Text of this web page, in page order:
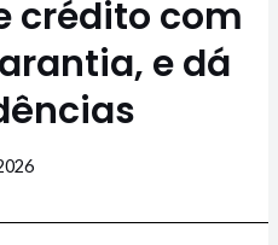
crédito com
e dá